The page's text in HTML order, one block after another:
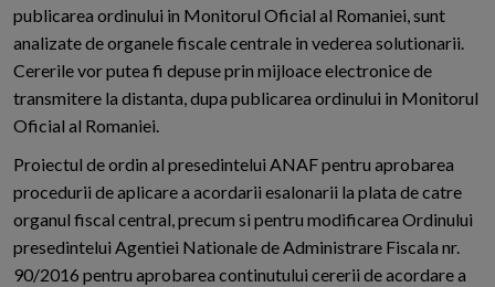
publicarea ordinului in Monitorul Oficial al Romaniei, sunt
analizate de organele fiscale centrale in vederea solutionarii.
Cererile vor putea fi depuse prin mijloace electronice de
transmitere la distanta, dupa publicarea ordinului in Monitorul
Oficial al Romaniei.
Proiectul de ordin al presedintelui ANAF pentru aprobarea
procedurii de aplicare a acordarii esalonarii la plata de catre
organul fiscal central, precum si pentru modificarea Ordinului
presedintelui Agentiei Nationale de Administrare Fiscala nr.
90/2016 pentru aprobarea continutului cererii de acordare a